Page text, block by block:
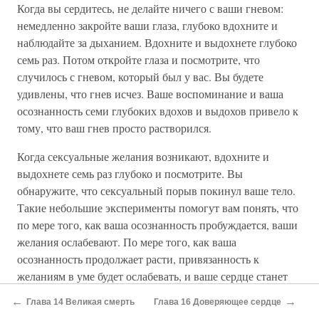
Когда вы сердитесь, не делайте ничего с ваши гневом:
немедленно закройте ваши глаза, глубоко вдохните и
наблюдайте за дыханием. Вдохните и выдохнете глубоко
семь раз. Потом откройте глаза и посмотрите, что
случилось с гневом, который был у вас. Вы будете
удивлены, что гнев исчез. Ваше воспоминание и ваша
осознанность семи глубоких вдохов и выдохов привело к
тому, что ваш гнев просто растворился.
Когда сексуальные желания возникают, вдохните и
выдохнете семь раз глубоко и посмотрите. Вы
обнаружите, что сексуальный порыв покинул ваше тело.
Такие небольшие эксперименты помогут вам понять, что
по мере того, как ваша осознанность пробуждается, ваши
желания ослабевают. По мере того, как ваша
осознанность продолжает расти, привязанность к
желаниям в уме будет ослабевать, и ваше сердце станет
боритесь с этим, вместо этого, помните о том, чтобы
← Глава 14 Великая смерть Глава 16 Доверяющее сердце →